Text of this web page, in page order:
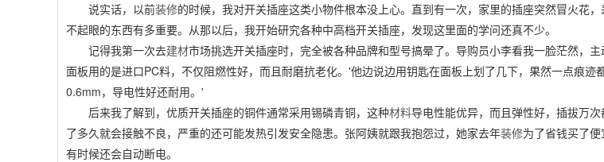
说实话，以前装修的时候，我对开关插座这类小物件根本没上心。直到有一次，家里的插座突然冒火花
不起眼的东西有多重要。从那以后，我开始研究各种中高档开关插座，发现这里面的学问还真不少。
记得我第一次去建材市场挑选开关插座时，完全被各种品牌和型号搞晕了。导购员小李看我一脸茫然，主
面板用的是进口PC料，不仅阻燃性好，而且耐磨抗老化。'他边说边用钥匙在面板上划了几下，果然一点痕迹
0.6mm，导电性好还耐用。'
后来我了解到，优质开关插座的铜件通常采用锡磷青铜，这种材料导电性能优异，而且弹性好，插拔万
了多久就会接触不良，严重的还可能发热引发安全隐患。张阿姨就跟我抱怨过，她家去年装修为了省钱买了便
有时候还会自动断电。